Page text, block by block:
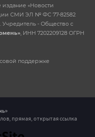
поддержке
«Новости
СМИ ЭЛ № ФС 77-82582
Учредитель - Общество с
, ИНН 7202209128 ОГРН
прямая, открытая ссылка
на